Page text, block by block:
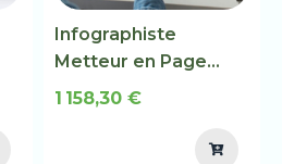
Infographiste
Metteur en Page
BC03
1 158,30 €